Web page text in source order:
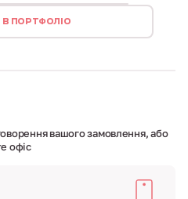
В ПОРТФОЛІО
вашого замовлення,або
офіс